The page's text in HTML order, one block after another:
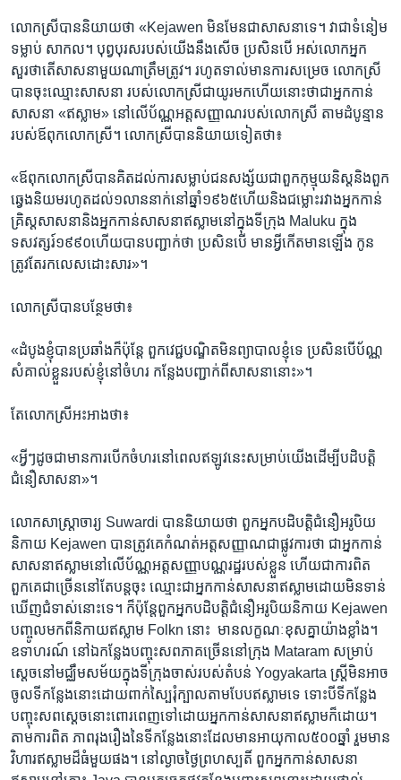
លោកស្រី​បាន​និយាយថា​ «Kejawen ​មិនមែន​ជា​សាសនា​ទេ។​ វាជាទំនៀម​
ទម្លាប់ សាកល។​ បុព្វបុរស​របស់​យើងនឹង​សើច ​ប្រសិនបើ ​អស់​លោក​អ្នក​
សួរថា​តើ​សាស​នា​មួយ​ណា​ត្រឹមត្រូវ។​ រហូត​ទាល់​មានការ​សម្រេច​ ​លោកស្រី​
បាន​ចុះឈ្មោះ​សាសនា របស់​លោកស្រី​ជាយូរ​មកហើយ​នោះ​ថា​ជាអ្នកកាន់​
សាសនា​ «ឥស្លាម‍» ​នៅ​លើ​ប័ណ្ណ​អត្តសញ្ញាណ​របស់​លោកស្រី ​តាម​ដំបូន្មាន​
របស់​ឪពុក​លោកស្រី។ ​លោកស្រី​បាន​និយាយ​ទៀត​ថា៖
«ឪពុក​លោកស្រី​បាន​គិត​ដល់​ការ​សម្លាប់​ជនសង្ស័យ​ជា​ពួក​កុម្មុយនិស្ត​និង​ពួក​
ឆ្វេង​និយម​រហូត​ដល់​១លាន​នាក់នៅ​ឆ្នាំ​១៩៦៥​ហើយ​និង​ជម្លោះ​រវាង​អ្នកកាន់​
គ្រិស្ត​សាសនា​និង​អ្នកកាន់​សាសនា​ឥស្លាម​នៅ​ក្នុង​ទីក្រុង​ Maluku ​ក្នុង​
ទសវត្សរ៍​១៩៩០​ហើយ​បាន​បញ្ជាក់​ថា ​ប្រសិនបើ មាន​អ្វី​កើត​មាន​ឡើង ​កូន​
ត្រូវតែ​រក​លេស​ដោះ​សារ‍»។
លោកស្រី​បានបន្ថែម​ថា៖
«ដំបូង​ខ្ញុំ​បាន​ប្រឆាំងក៏ប៉ុន្តែ ​ពួក​វេជ្ជបណ្ឌិតមិន​ព្យាបាល​ខ្ញុំទេ ​ប្រសិន​បើប័ណ្ណ​
សំគាល់​ខ្លួន​របស់​ខ្ញុំ​នៅ​ចំហរ​ កន្លែង​បញ្ជាក់​ពី​សាសនា​នោះ‍»។
តែលោកស្រី​អះអាង​ថា៖
‍«អ្វីៗ​ដូចជា​មានការ​បើក​ចំហរ​នៅពេល​ឥឡូវនេះ​សម្រាប់​យើង​ដើម្បីបដិបត្តិ​
ជំនឿ​សាសនា»។
​លោក​សាស្រ្តាចារ្យ ​Suwardi ​បាន​និយាយថា ​ពួក​អ្នកបដិបត្តិ​ជំនឿ​អរូបិយ​
និកាយ Kejawen ​បាន​ត្រូវ​គេ​កំណត់​អត្ត​សញ្ញាណ​ជាផ្លូវការ​ថា ​ជា​អ្នកកាន់​
សាសនា​ឥស្លាម​នៅ​លើ​ប័ណ្ណ​អត្តសញ្ញាបណ្ណ​រដ្ឋ​របស់​ខ្លួន​ ហើយ​ជាការ​ពិត ​
ពួកគេ​ជា​ច្រើន​នៅ​តែបន្តចុះ ឈ្មោះ​ជាអ្នក​កាន់សាសនា​ឥស្លាម​ដោយ​មិនទាន់​
ឃើញ​ជំទាស់​នោះទេ។ ​ក៏ប៉ុន្តែ​ពួក​អ្នក​បដិបត្តិ​ជំនឿ​អរូបិយ​និកាយ​ Kejawen
​បញ្ចូល​មកពី​និកាយ​ឥស្លាម​ Folkn ​នោះ​ ​ ​មាន​លក្ខណៈ​ខុសគ្នា​យ៉ាង​ខ្លាំង។ ​
ឧទាហរណ៍ ​នៅឯកន្លែង​បញ្ចុះសព​ភាគច្រើននៅ​ក្រុង ​Mataram ​សម្រាប់
ស្តេច​នៅមជ្ឈឹមសម័យ​ក្នុង​ទីក្រុង​ចាស់​របស់​តំបន់ ​Yogyakarta ​ស្រ្តី​មិនអាច​
ចូល​ទីកន្លែង​នោះ​ដោយពាក់ស្បៃ​រុំក្បាល​តាម​បែប​ឥស្លាម​ទេ ​ទោះបី​ទី​កន្លែង
បញ្ចុះ​សព​ស្តេច​នោះ​ពោរពេញ​ទៅ​ដោយ​អ្នក​កាន់​សាសនា​ឥស្លាម​ក៏ដោយ។ ​
តាមការ​ពិត​ ភាព​រុង​រឿង​នៃ​ទីកន្លែង​នោះ​ដែល​មាន​អាយុកាល៥០០​ឆ្នាំ​ ​រួមមាន
វិហារ​ឥស្លាម​ដ៏ធំមួយ​ផង។​ នៅ​ល្ងាចថ្ងៃ​ព្រហស្បតិ៍ ​ពួក​អ្នក​កាន់​សាសនា​